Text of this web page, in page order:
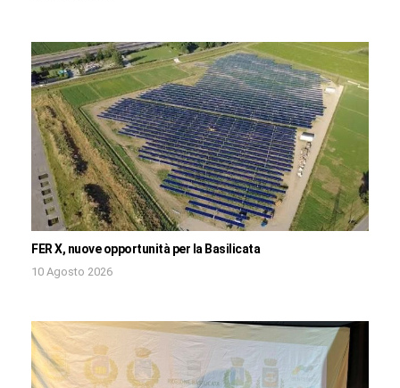
FER X, nuove opportunità per la Basilicata
10 Agosto 2026